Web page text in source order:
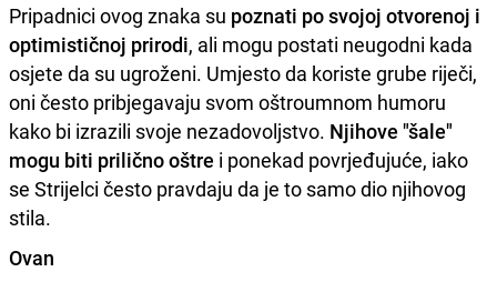
Pripadnici ovog znaka su poznati po svojoj otvorenoj i
optimističnoj prirodi, ali mogu postati neugodni kada
osjete da su ugroženi. Umjesto da koriste grube riječi,
oni često pribjegavaju svom oštroumnom humoru
kako bi izrazili svoje nezadovoljstvo. Njihove "šale"
mogu biti prilično oštre i ponekad povrjeđujuće, iako
se Strijelci često pravdaju da je to samo dio njihovog
stila.
Ovan